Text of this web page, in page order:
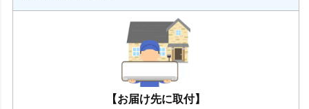
【お届け先に取付】